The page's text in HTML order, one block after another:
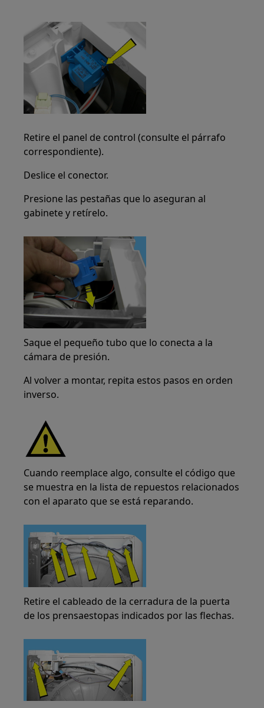
Retire el panel de control (consulte el párrafo
correspondiente).
Deslice el conector.
Presione las pestañas que lo aseguran al
gabinete y retírelo.
Saque el pequeño tubo que lo conecta a la
cámara de presión.
Al volver a montar, repita estos pasos en orden
inverso.
Cuando reemplace algo, consulte el código que
se muestra en la lista de repuestos relacionados
con el aparato que se está reparando.
Retire el cableado de la cerradura de la puerta
de los prensaestopas indicados por las flechas.